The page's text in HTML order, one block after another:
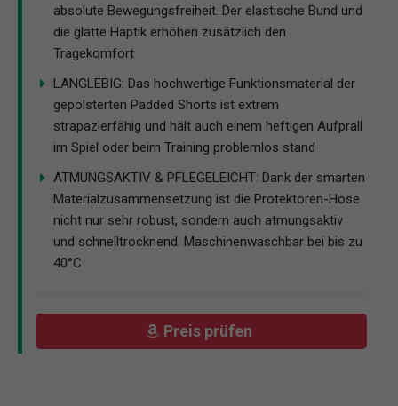
absolute Bewegungsfreiheit. Der elastische Bund und
die glatte Haptik erhöhen zusätzlich den
Tragekomfort
LANGLEBIG: Das hochwertige Funktionsmaterial der
gepolsterten Padded Shorts ist extrem
strapazierfähig und hält auch einem heftigen Aufprall
im Spiel oder beim Training problemlos stand
ATMUNGSAKTIV & PFLEGELEICHT: Dank der smarten
Materialzusammensetzung ist die Protektoren-Hose
nicht nur sehr robust, sondern auch atmungsaktiv
und schnelltrocknend. Maschinenwaschbar bei bis zu
40°C
Preis prüfen